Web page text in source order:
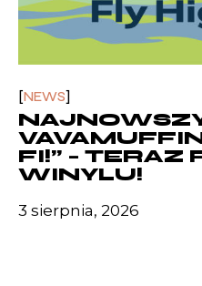
NEWS
FI!” – TERAZ
WINYLU!
3 sierpnia, 2026